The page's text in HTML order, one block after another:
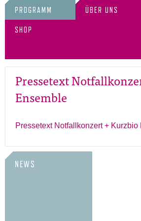
PROGRAMM ÜBER UNS
SHOP
Pressetext
Ensemble
Pressetext Notfallkonzert + Kurzbio
NEWS